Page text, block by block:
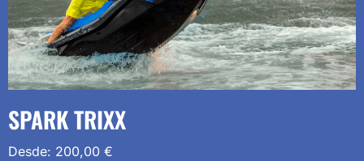
SPARK TRIXX
Desde: 200,00 €